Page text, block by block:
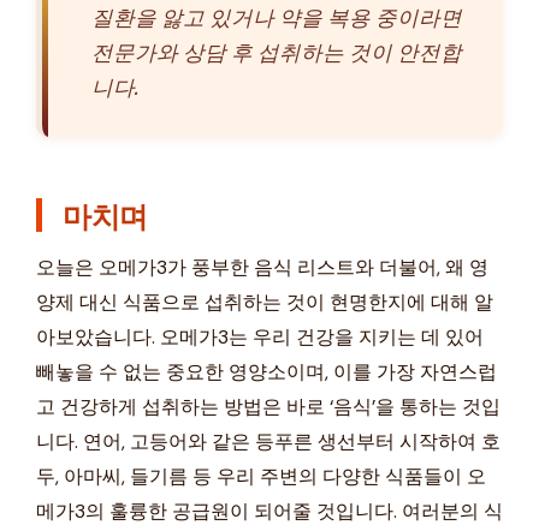
질환을 앓고 있거나 약을 복용 중이라면
전문가와 상담 후 섭취하는 것이 안전합
니다.
마치며
오늘은 오메가3가 풍부한 음식 리스트와 더불어, 왜 영
양제 대신 식품으로 섭취하는 것이 현명한지에 대해 알
아보았습니다. 오메가3는 우리 건강을 지키는 데 있어
빼놓을 수 없는 중요한 영양소이며, 이를 가장 자연스럽
고 건강하게 섭취하는 방법은 바로 ‘음식’을 통하는 것입
니다. 연어, 고등어와 같은 등푸른 생선부터 시작하여 호
두, 아마씨, 들기름 등 우리 주변의 다양한 식품들이 오
메가3의 훌륭한 공급원이 되어줄 것입니다. 여러분의 식